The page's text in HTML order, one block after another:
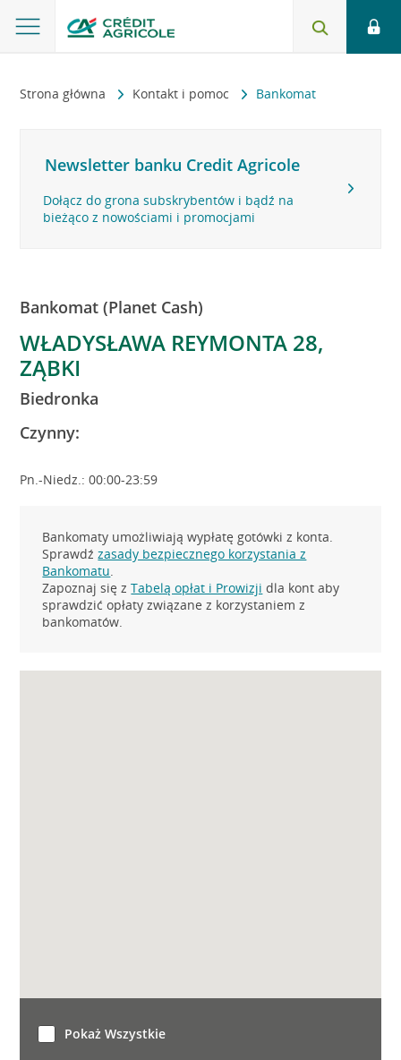
Strona główna Kontakt i pomoc Bankomat
Newsletter banku Credit Agricole
Dołącz do grona subskrybentów i bądź na
bieżąco z nowościami i promocjami
Bankomat (Planet Cash)
WŁADYSŁAWA REYMONTA 28,
ZĄBKI
Biedronka
Czynny:
Pn.-Niedz.: 00:00-23:59
Bankomaty umożliwiają wypłatę gotówki z konta.
Sprawdźzasady bezpiecznego korzystania z
Bankomatu.
Zapoznaj się zTabelą opłat i Prowizji dla kont aby
sprawdzić opłaty związane z korzystaniem z
bankomatów.
Pokaż Wszystkie